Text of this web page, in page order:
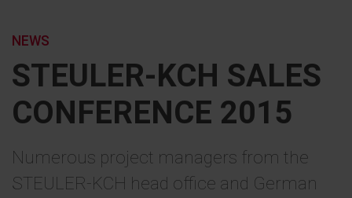
STEULER-KCH SALES
CONFERENCE 2015
NEWS
Numerous project managers from the
STEULER-KCH head office and German